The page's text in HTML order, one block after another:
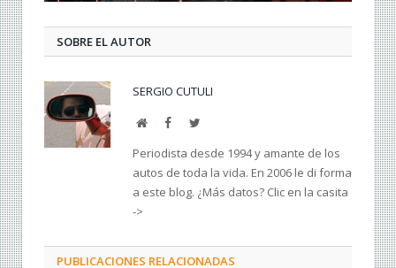
SOBRE EL AUTOR
SERGIO CUTULI
WebFacebookTwitter
Periodista desde 1994 y amante de los
autos de toda la vida. En 2006 le di forma
a este blog. ¿Más datos? Clic en la casita
->
PUBLICACIONES RELACIONADAS